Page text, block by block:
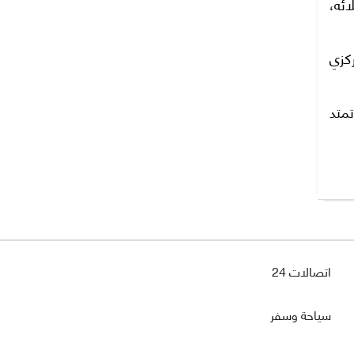
بكافة فروعه البالغ عددها 688 فرع تمتد
اتصالات 24
سياحة وسفر